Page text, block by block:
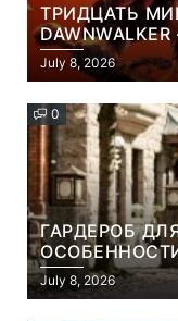
ТРИДЦАТЬ
НАЧАЛО
PROJEKT RED
July 8, 2026
0
ГАРДЕРОБ
ПАРКИ И
July 8, 2026